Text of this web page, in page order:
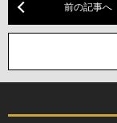
前の記事へ